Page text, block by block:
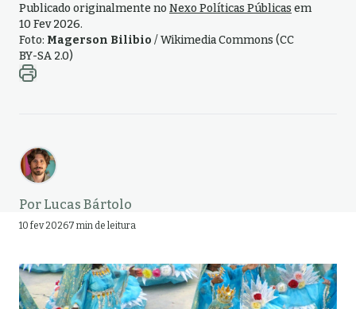
Publicado originalmente no Nexo Políticas Públicas em
10 Fev 2026.
Foto: Magerson Bilibio / Wikimedia Commons (CC
BY-SA 2.0)
Por Lucas Bártolo
10 fev 20267 min de leitura